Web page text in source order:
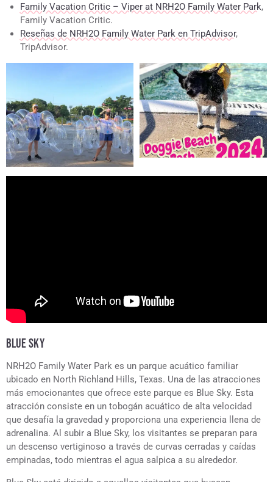
Family Vacation Critic – Viper at NRH2O Family Water Park,
Family Vacation Critic.
Reseñas de NRH2O Family Water Park en TripAdvisor,
TripAdvisor.
BLUE SKY
NRH2O Family Water Park es un parque acuático familiar
ubicado en North Richland Hills, Texas. Una de las atracciones
más emocionantes que ofrece este parque es Blue Sky. Esta
atracción consiste en un tobogán acuático de alta velocidad
que desafía la gravedad y proporciona una experiencia llena de
adrenalina. Al subir a Blue Sky, los visitantes se preparan para
un descenso vertiginoso a través de curvas cerradas y caídas
empinadas, todo mientras el agua salpica a su alrededor.